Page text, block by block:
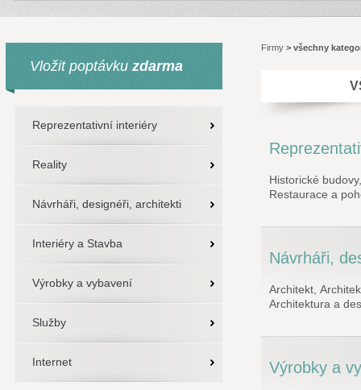
Vložit poptávku zdarma
Reprezentativní interiéry
Reality
Návrháři, designéři, architekti
Interiéry a Stavba
Výrobky a vybavení
Služby
Internet
Firmy > všechny
Historické budovy,
Restaurace a
Návrháři,
Architekt,
Architektura a
Výrobky a